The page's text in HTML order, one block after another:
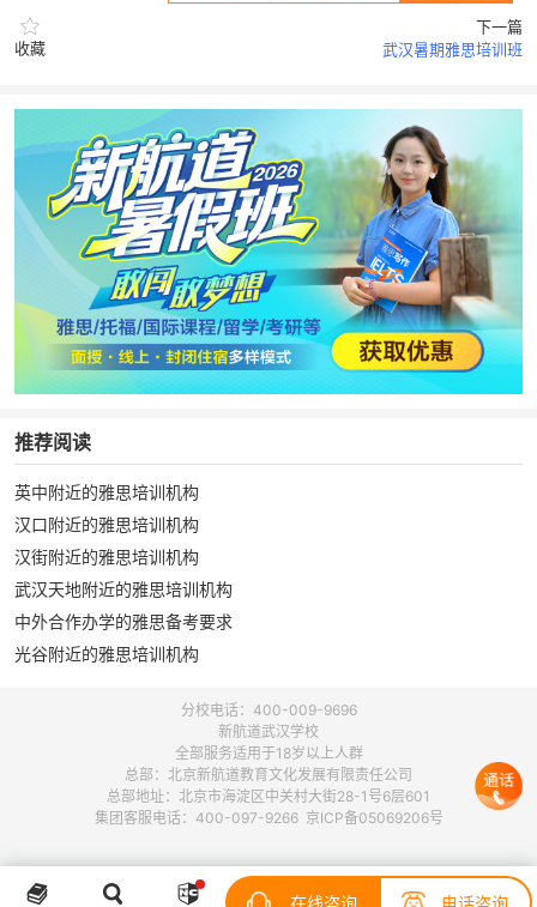
收藏
下一篇
武汉暑期雅思培训班
推荐阅读
英中附近的雅思培训机构
汉口附近的雅思培训机构
汉街附近的雅思培训机构
武汉天地附近的雅思培训机构
中外合作办学的雅思备考要求
光谷附近的雅思培训机构
分校电话：400-009-9696
新航道武汉学校
全部服务适用于18岁以上人群
总部：北京新航道教育文化发展有限责任公司
总部地址：北京市海淀区中关村大街28-1号6层601
集团客服电话：400-097-9266 京ICP备05069206号
在线咨询 电话咨询